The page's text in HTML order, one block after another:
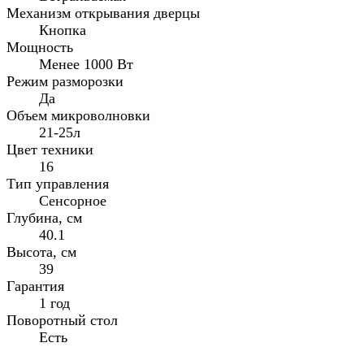
Механизм открывания дверцы
Кнопка
Мощность
Менее 1000 Вт
Режим разморозки
Да
Объем микроволновки
21-25л
Цвет техники
16
Тип управления
Сенсорное
Глубина, см
40.1
Высота, см
39
Гарантия
1 год
Поворотный стол
Есть